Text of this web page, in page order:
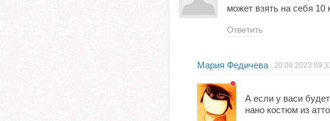
может взять на себя 10
Ответить
Мария Федичева 20.08.2023
А если у васи
нано костюм из